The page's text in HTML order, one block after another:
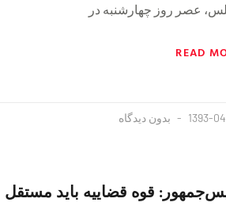
عصر روز چهارشنبه در
READ
1393- بدون دیدگاه
قوه قضاییه باید مستقل